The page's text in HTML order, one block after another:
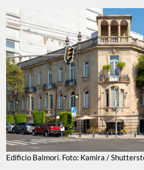
Edificio Balmori. Foto: Kamira /